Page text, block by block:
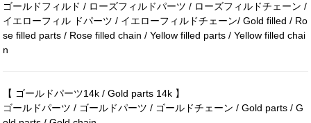
ゴールドフィルド / ローズフィルドパーツ / ローズフィルドチェーン /
イエローフィル ドパーツ / イエローフィルドチェーン/ Gold filled / Ro
se filled parts / Rose filled chain / Yellow filled parts / Yellow filled chai
n
【 ゴールドパーツ14k / Gold parts 14k 】
ゴールドパーツ / ゴールドパーツ / ゴールドチェーン / Gold parts / G